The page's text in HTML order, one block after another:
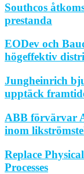
Southcos
prestanda
EODev och
högeffektiv
Jungheinrich
upptäck
ABB förvärvar
inom
Replace
Processes